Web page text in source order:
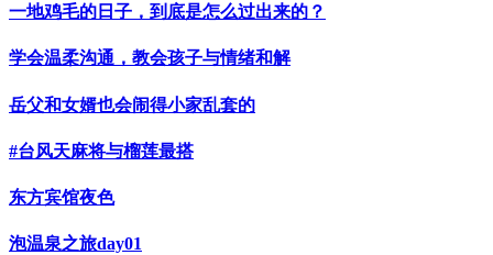
一地鸡毛的日子，到底是怎么过出来的？
学会温柔沟通，教会孩子与情绪和解
岳父和女婿也会闹得小家乱套的
#台风天麻将与榴莲最搭
东方宾馆夜色
泡温泉之旅day01